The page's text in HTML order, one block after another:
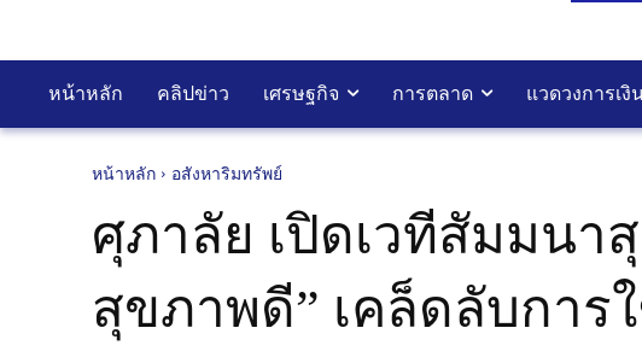
หน้าหลัก คลิปข่าว เศรษฐกิจ การตลาด แวดวงการเงิ
หน้าหลัก อสังหาริมทรัพย์
ศุภาลัย เปิดเวทีสัมมนา
สุขภาพดี” เคล็ดลับการ